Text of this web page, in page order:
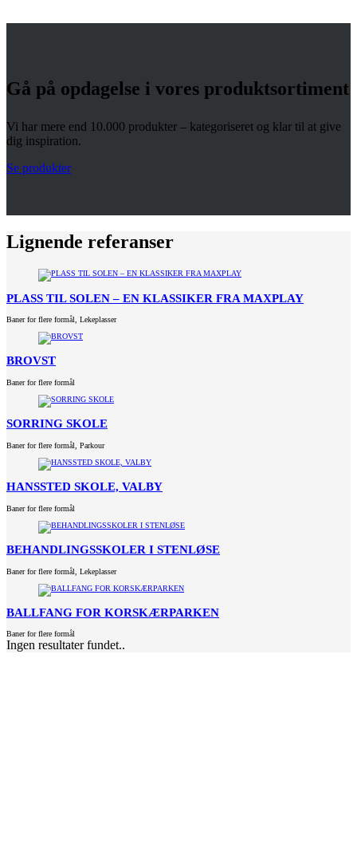
Gå på opdagelse i vores produktsortiment
Vi har mere end 10.000 produkter – kategoriseret og klar til at give
dig inspiration.
Se produkter
Lignende referanser
PLASS TIL SOLEN – EN KLASSIKER FRA MAXPLAY
Baner for flere formål Lekeplasser
BROVST
Baner for flere formål
SORRING SKOLE
Baner for flere formål Parkour
HANSSTED SKOLE, VALBY
Baner for flere formål
BEHANDLINGSSKOLER I STENLØSE
Baner for flere formål Lekeplasser
BALLFANG FOR KORSKÆRPARKEN
Baner for flere formål
Ingen resultater fundet..